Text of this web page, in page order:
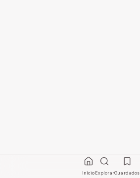
InícioExplorarGuardados